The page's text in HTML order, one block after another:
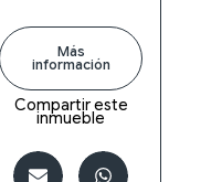
Más
información
Compartir este
inmueble